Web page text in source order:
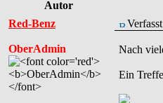
Autor
Red-Benz
OberAdmin Nach
Ein